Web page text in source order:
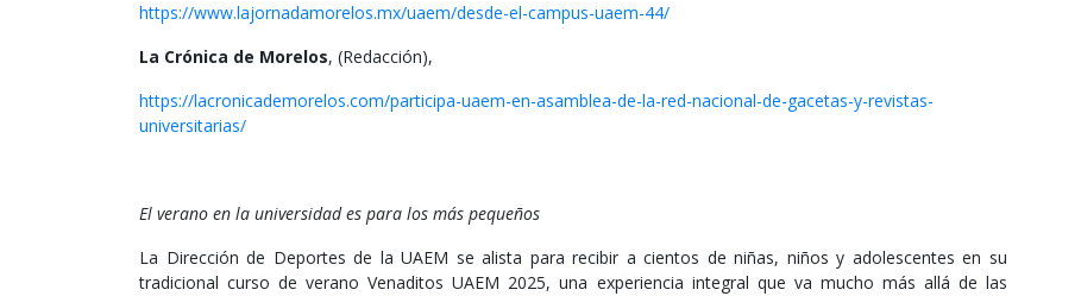
https://www.lajornadamorelos.mx/uaem/desde-el-campus-uaem-44/
La Crónica de Morelos, (Redacción),
https://lacronicademorelos.com/participa-uaem-en-asamblea-de-la-red-nacional-de-gacetas-y-revistas-
universitarias/
El verano en la universidad es para los más pequeños
La Dirección de Deportes de la UAEM se alista para recibir a cientos de niñas, niños y adolescentes en su
tradicional curso de verano Venaditos UAEM 2025, una experiencia integral que va mucho más allá de las